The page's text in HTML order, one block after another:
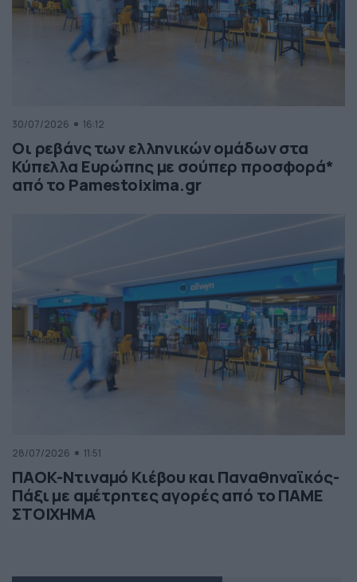
30/07/2026 16:12
Οι ρεβάνς των ελληνικών ομάδων στα
Κύπελλα Ευρώπης με σούπερ προσφορά*
από το Pamestoixima.gr
28/07/2026 11:51
ΠΑΟΚ-Ντιναμό Κιέβου και Παναθηναϊκός-
Πάξι με αμέτρητες αγορές από το ΠΑΜΕ
ΣΤΟΙΧΗΜΑ